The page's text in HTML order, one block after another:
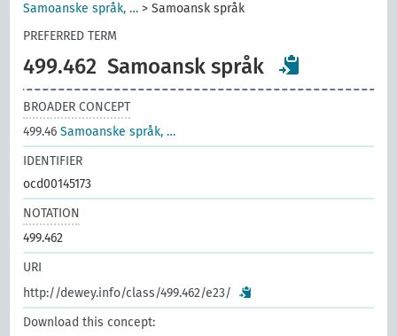
Samoanske språk, … >Samoansk språk
PREFERRED TERM
499.462 Samoansk språk
BROADER CONCEPT
499.46Samoanske språk, …
IDENTIFIER
ocd00145173
NOTATION
499.462
URI
http://dewey.info/class/499.462/e23/
Download this concept: